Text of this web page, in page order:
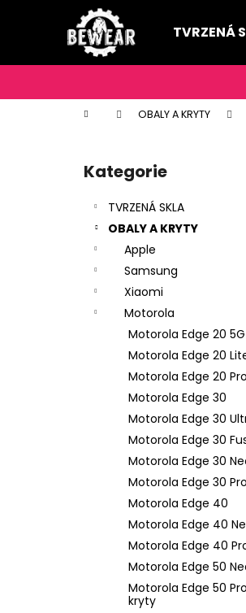
TVRZENÁ
Domů OBALY A KRYTY
Přeskočit
kategorie
Kategorie
TVRZENÁ SKLA
OBALY A KRYTY
Apple
Samsung
Xiaomi
Motorola
Motorola Edge 20 5G
Motorola Edge 20
Motorola Edge 20 Pro
Motorola Edge 30
Motorola Edge 30
Motorola Edge 30
Motorola Edge 30
Motorola Edge 30 Pro
Motorola Edge 40
Motorola Edge 40
Motorola Edge 40
Motorola Edge 50
Motorola Edge 50
kryty
í
k
Zpět
do
Zpět
do